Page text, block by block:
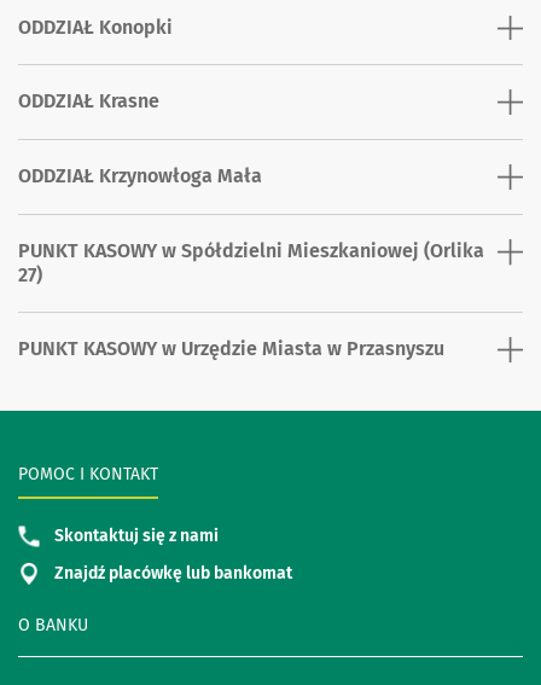
ODDZIAŁ Konopki
ODDZIAŁ Krasne
ODDZIAŁ Krzynowłoga Mała
PUNKT KASOWY w Spółdzielni Mieszkaniowej (Orlika
27)
PUNKT KASOWY w Urzędzie Miasta w Przasnyszu
O BANKU
POMOC I KONTAKT
Skontaktuj się z nami
Znajdź placówkę lub bankomat